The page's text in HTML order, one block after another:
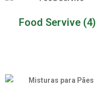
Food Servive (4)